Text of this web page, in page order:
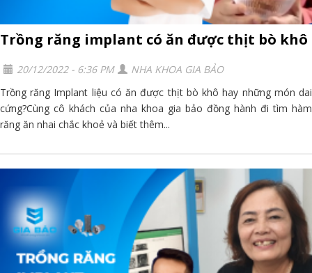
Trồng răng implant có ăn được thịt bò khô
20/12/2022 - 6:36 PM
NHA KHOA GIA BẢO
Trồng răng Implant liệu có ăn được thịt bò khô hay những món dai
cứng?Cùng cô khách của nha khoa gia bảo đồng hành đi tìm hàm
răng ăn nhai chắc khoẻ và biết thêm...